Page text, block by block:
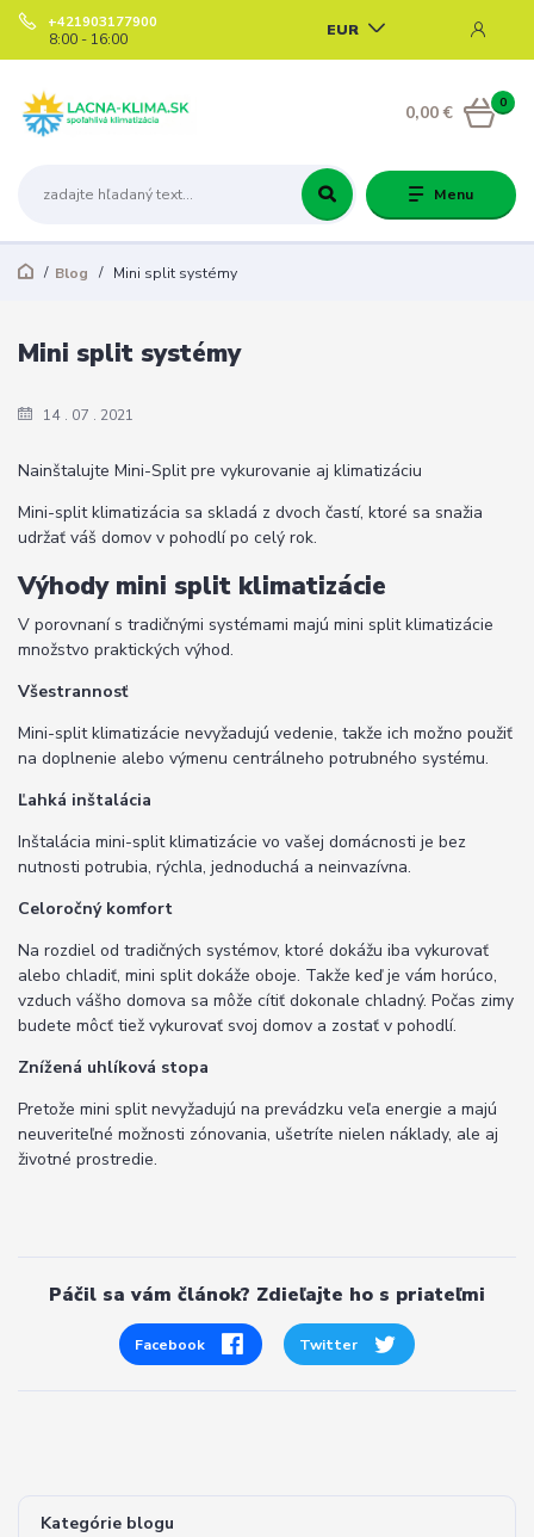
Menu
EUR
+421903177900
8:00 - 16:00
0
0,00 €
Blog Mini split systémy
Kategórie blogu
14 07 2021
Mini split systémy
Nainštalujte Mini-Split pre vykurovanie aj klimatizáciu
Mini-split klimatizácia sa skladá z dvoch častí, ktoré sa snažia
udržať váš domov v pohodlí po celý rok.
Výhody mini split klimatizácie
V porovnaní s tradičnými systémami majú mini split klimatizácie
množstvo praktických výhod.
Všestrannosť
Mini-split klimatizácie nevyžadujú vedenie, takže ich možno použiť
na doplnenie alebo výmenu centrálneho potrubného systému.
Ľahká inštalácia
Inštalácia mini-split klimatizácie vo vašej domácnosti je bez
nutnosti potrubia, rýchla, jednoduchá a neinvazívna.
Celoročný komfort
Na rozdiel od tradičných systémov, ktoré dokážu iba vykurovať
alebo chladiť, mini split dokáže oboje. Takže keď je vám horúco,
vzduch vášho domova sa môže cítiť dokonale chladný. Počas zimy
budete môcť tiež vykurovať svoj domov a zostať v pohodlí.
Znížená uhlíková stopa
Pretože mini split nevyžadujú na prevádzku veľa energie a majú
neuveriteľné možnosti zónovania, ušetríte nielen náklady, ale aj
životné prostredie.
Páčil sa vám článok? Zdieľajte ho s priateľmi
Facebook Twitter